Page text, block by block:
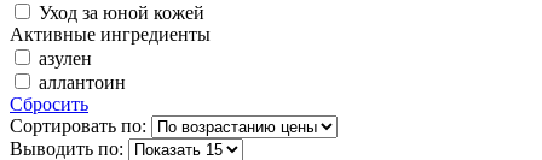
Уход за юной кожей
Активные ингредиенты
азулен
аллантоин
Сбросить
Сортировать по:
Выводить по: